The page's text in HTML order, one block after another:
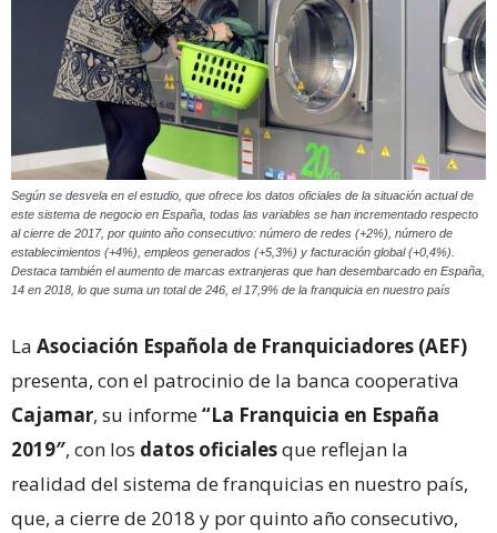
Según se desvela en el estudio, que ofrece los datos oficiales de la situación actual de
este sistema de negocio en España, todas las variables se han incrementado respecto
al cierre de 2017, por quinto año consecutivo: número de redes (+2%), número de
establecimientos (+4%), empleos generados (+5,3%) y facturación global (+0,4%).
Destaca también el aumento de marcas extranjeras que han desembarcado en España,
14 en 2018, lo que suma un total de 246, el 17,9% de la franquicia en nuestro país
La Asociación Española de Franquiciadores (AEF)
presenta, con el patrocinio de la banca cooperativa
Cajamar, su informe“La Franquicia en España
2019″, con los datos oficialesque reflejan la
realidad del sistema de franquicias en nuestro país,
que, a cierre de 2018 y por quinto año consecutivo,